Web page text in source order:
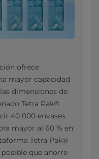
ofrece
mayor capacidad
dimensiones de
Tetra Pak®
40 000 envases
mayor al 60 % en
Tetra Pak®
posible que ahorre